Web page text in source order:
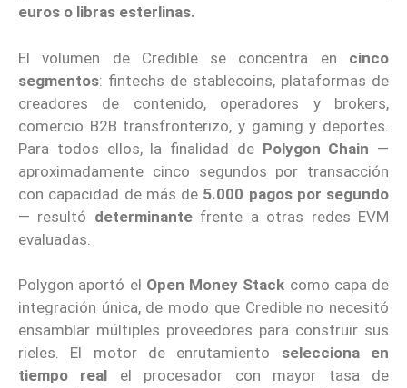
euros o libras esterlinas.
El volumen de Credible se concentra en cinco
segmentos: fintechs de stablecoins, plataformas de
creadores de contenido, operadores y brokers,
comercio B2B transfronterizo, y gaming y deportes.
Para todos ellos, la finalidad de Polygon Chain —
aproximadamente cinco segundos por transacción
con capacidad de más de 5.000 pagos por segundo
— resultó determinante frente a otras redes EVM
evaluadas.
Polygon aportó el Open Money Stack como capa de
integración única, de modo que Credible no necesitó
ensamblar múltiples proveedores para construir sus
rieles. El motor de enrutamiento selecciona en
tiempo real el procesador con mayor tasa de